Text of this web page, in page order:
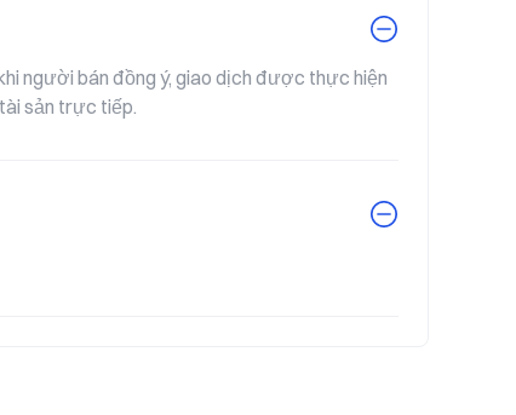
người bán đồng ý, giao dịch được thực hiện
sản trực tiếp.